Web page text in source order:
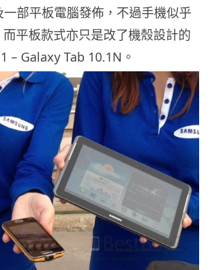
部平板電腦發佈，不過手機似乎
平板款式亦只是改了機殼設計的
– Galaxy Tab 10.1N。